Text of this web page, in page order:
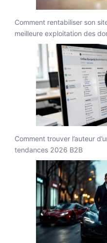
Comment rentabiliser son
meilleure exploitation des
Comment trouver l’auteur
tendances 2026 B2B